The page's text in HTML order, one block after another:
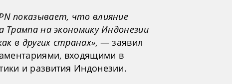
показывает, что влияние
Трампа на экономику Индонезии
в других странах», — заявил
входящими в
и развития Индонезии.